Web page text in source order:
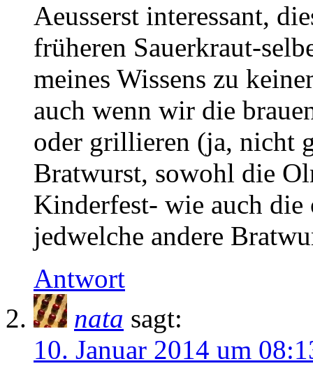
Aeusserst interessant,
früheren Sauerkraut-
meines Wissens zu
auch wenn wir die
oder grillieren (ja, nicht
Bratwurst, sowohl die
Kinderfest- wie auch
jedwelche andere
Antwort
nata sagt:
10. Januar 2014 um